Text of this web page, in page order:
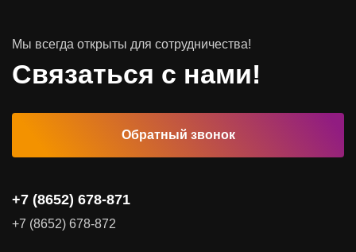
Автоматизированные рабочие места
Видеоконференцсвязь
Поставка продуктов для резервного копирования данных
Мы всегда открыты для сотрудничества!
Связаться с нами!
Обратный звонок
+7 (8652) 678-871
+7 (8652) 678-872